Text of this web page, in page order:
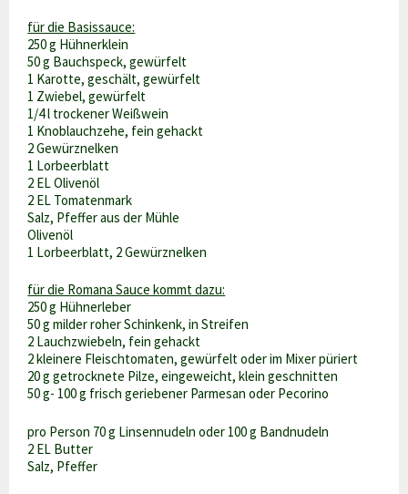
für die Basissauce:
250 g Hühnerklein
50 g Bauchspeck, gewürfelt
1 Karotte, geschält, gewürfelt
1 Zwiebel, gewürfelt
1/4 l trockener Weißwein
1 Knoblauchzehe, fein gehackt
2 Gewürznelken
1 Lorbeerblatt
2 EL Olivenöl
2 EL Tomatenmark
Salz, Pfeffer aus der Mühle
Olivenöl
1 Lorbeerblatt, 2 Gewürznelken
für die Romana Sauce kommt dazu:
250 g Hühnerleber
50 g milder roher Schinkenk, in Streifen
2 Lauchzwiebeln, fein gehackt
2 kleinere Fleischtomaten, gewürfelt oder im Mixer püriert
20 g getrocknete Pilze, eingeweicht, klein geschnitten
50 g- 100 g frisch geriebener Parmesan oder Pecorino
pro Person 70 g Linsennudeln oder 100 g Bandnudeln
2 EL Butter
Salz, Pfeffer